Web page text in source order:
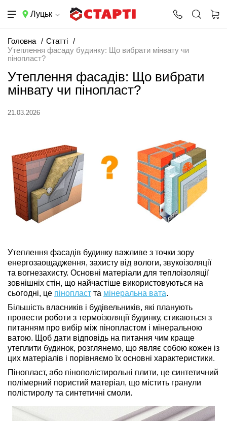
Луцьк
Головна
Статті
Утеплення фасаду будинку: Що вибрати мінвату чи
пінопласт?
Утеплення фасадів: Що вибрати
мінвату чи пінопласт?
21.03.2026
Утеплення фасадів будинку важливе з точки зору
енергозаощадження, захисту від вологи, звукоізоляції
та вогнезахисту. Основні матеріали для теплоізоляції
зовнішніх стін, що найчастіше використовуються на
сьогодні, це пінопласт та мінеральна вата.
Більшість власників і будівельників, які планують
провести роботи з термоізоляції будинку, стикаються з
питанням про вибір між пінопластом і мінеральною
ватою. Щоб дати відповідь на питання чим краще
утеплити будинок, розглянемо, що являє собою кожен із
цих матеріалів і порівняємо їх основні характеристики.
Пінопласт, або пінополістирольні плити, це синтетичний
полімерний пористий матеріал, що містить гранули
полістиролу та синтетичні смоли.